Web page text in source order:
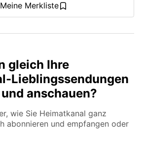
Meine Merkliste
gleich Ihre
Lieblingssendungen
anschauen?
wie Sie Heimatkanal ganz
abonnieren und empfangen oder